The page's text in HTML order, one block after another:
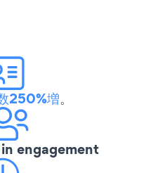
250%増。
in engagement